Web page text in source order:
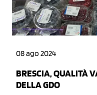
08 ago 2024
BRESCIA, QUALITÀ
DELLA GDO